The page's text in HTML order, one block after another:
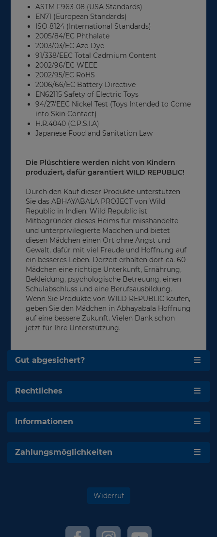
ASTM F963-08 (USA Standards)
EN71 (European Standards)
ISO 8124 (International Standards)
2005/84/EC Phthalate
2003/03/EC Azo Dye
91/338/EEC Total Cadmium Content
2002/96/EC WEEE
2002/95/EC RoHS
2006/66/EC Battery Directive
EN62115 Safety of Electric Toys
94/27/EEC Nickel Test (Toys Intended to Come
into Skin Contact)
H.R.4040 (C.P.S.I.A)
Japanese Food and Sanitation Law
Die Plüschtiere werden nicht von Kindern
produziert, dafür garantiert WILD REPUBLIC!
Durch den Kauf dieser Produkte unterstützen
Sie das ABHAYABALA PROJECT von Wild
Republic in Indien. Wild Republic ist
Mitbegründer dieses Heims für misshandelte
und unterprivilegierte Mädchen und bietet
diesen Mädchen einen Ort ohne Angst und
Gewalt, dafür mit viel Freude und Hoffnung auf
ein besseres Leben. Derzeit erhalten dort ca. 60
Mädchen eine richtige Unterkunft, Ernährung,
Bekleidung, psychologische Betreuung, einen
Schulabschluss und eine Berufsausbildung.
Wenn Sie Produkte von WILD REPUBLIC kaufen,
geben Sie den Mädchen in Abhayabala Hoffnung
auf eine bessere Zukunft. Vielen Dank schon
jetzt für Ihre Unterstützung.
Gut abgesichert?
Rechtliches
Informationen
Zahlungsmöglichkeiten
Widerruf